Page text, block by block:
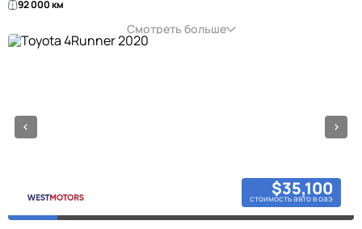
92 000 км
Смотреть больше
$35,100
стоимость авто в оаэ